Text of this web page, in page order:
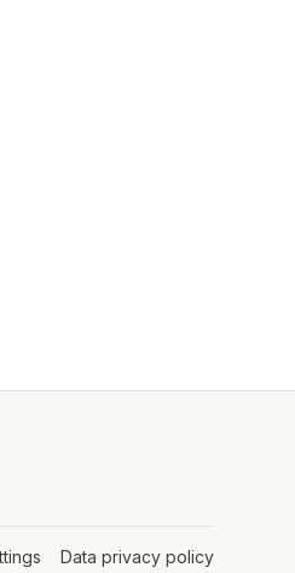
tab)(opens in a new tab)
Data privacy policy(opens in